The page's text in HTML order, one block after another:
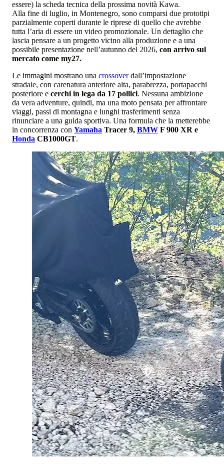
essere) la scheda tecnica della prossima novità Kawa.
Alla fine di luglio, in Montenegro, sono comparsi due prototipi
parzialmente coperti durante le riprese di quello che avrebbe
tutta l’aria di essere un video promozionale. Un dettaglio che
lascia pensare a un progetto vicino alla produzione e a una
possibile presentazione nell’autunno del 2026, con arrivo sul
mercato come my27.
Le immagini mostrano una crossoverdall’impostazione
stradale, con carenatura anteriore alta, parabrezza, portapacchi
posteriore e cerchi in lega da 17 pollici. Nessuna ambizione
da vera adventure, quindi, ma una moto pensata per affrontare
viaggi, passi di montagna e lunghi trasferimenti senza
rinunciare a una guida sportiva. Una formula che la metterebbe
in concorrenza con Yamaha Tracer 9, BMW F 900 XR e
Honda CB1000GT.